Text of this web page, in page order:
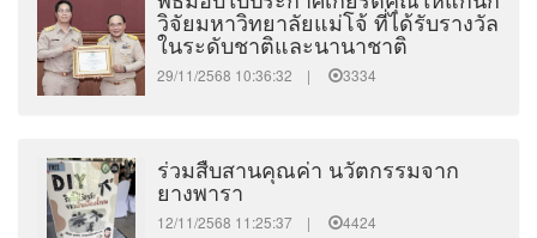
วิจัยมหาวิทยาลัยแม่โจ้ ที่ได้รับรางวัล
ในระดับชาติและนานาชาติ
29/11/2568 10:36:32 | 3334
ร่วมสืบสานคุณค่า นวัตกรรมจาก
ยางพารา
12/11/2568 11:25:37 | 4424